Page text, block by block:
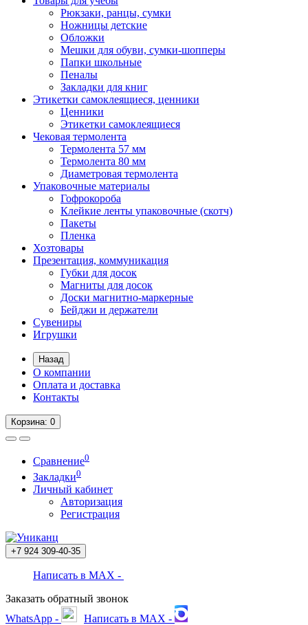
Рюкзаки, ранцы, сумки
Ножницы детские
Обложки
Мешки для обуви, сумки-шопперы
Папки школьные
Пеналы
Закладки для книг
Этикетки самоклеящиеся, ценники
Ценники
Этикетки самоклеящиеся
Чековая термолента
Термолента 57 мм
Термолента 80 мм
Диаметровая термолента
Упаковочные материалы
Гофрокороба
Клейкие ленты упаковочные (скотч)
Пакеты
Пленка
Хозтовары
Презентация, коммуникация
Губки для досок
Магниты для досок
Доски магнитно-маркерные
Бейджи и держатели
Сувениры
Игрушки
Назад
О компании
Оплата и доставка
Контакты
Корзина: 0
Сравнение0
Закладки0
Личный кабинет
Авторизация
Регистрация
+7 924 309-40-35
Написать в MAX -
Заказать обратный звонок
WhatsApp -
Написать в MAX -